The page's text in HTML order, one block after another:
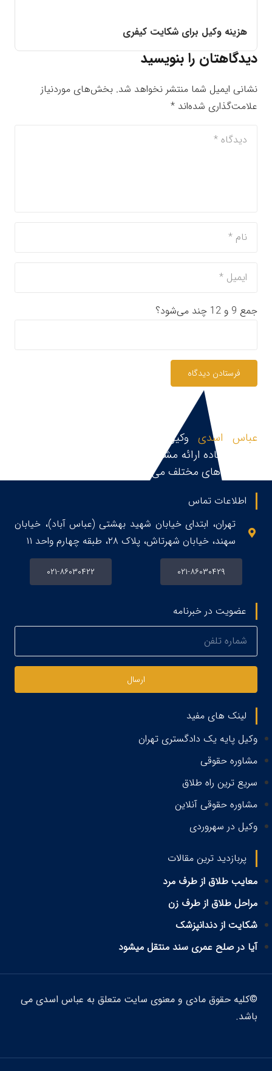
هزینه وکیل برای شکایت کیفری
دیدگاهتان را بنویسید
نشانی ایمیل شما منتشر نخواهد شد. بخش‌های موردنیاز
علامت‌گذاری شده‌اند *
جمع 9 و 12 چند می‌شود؟
فرستادن دیدگاه
عباس اسدی وکیل پایه یک دادگستری و مشاور
حقوقی،آماده ارائه مشاوره حقوقی، قبول و پیگیری پرونده
در زمینه های مختلف می باشد.
اطلاعات تماس
تهران، ابتدای خیابان شهید بهشتی (عباس آباد)، خیابان
سهند، خیابان شهرتاش، پلاک ۲۸، طبقه چهارم واحد ۱۱
۰۲۱-۸۶۰۳۰۴۲۹ ۰۲۱-۸۶۰۳۰۴۲۲
عضویت در خبرنامه
ارسال
لینک های مفید
وکیل پایه یک دادگستری تهران
مشاوره حقوقی
سریع ترین راه طلاق
مشاوره حقوقی آنلاین
وکیل در سهروردی
پربازدید ترین مقالات
معایب طلاق از طرف مرد
مراحل طلاق از طرف زن
شکایت از دندانپزشک
آیا در صلح عمری سند منتقل میشود
©کلیه حقوق مادی و معنوی سایت متعلق به عباس اسدی می
باشد.